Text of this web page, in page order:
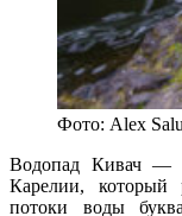
Фото: Alex
Водопад Кивач —
Карелии, который
потоки воды